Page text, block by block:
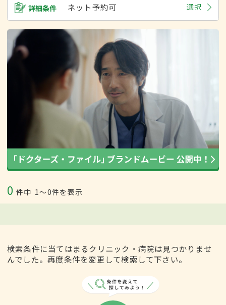
詳細条件 ネット予約可 選択
0 件中 1〜0件を表示
検索条件に当てはまるクリニック・病院は見つかりませ
んでした。再度条件を変更して検索して下さい。